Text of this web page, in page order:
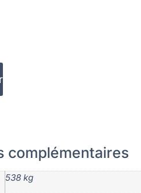
complémentaires
538 kg